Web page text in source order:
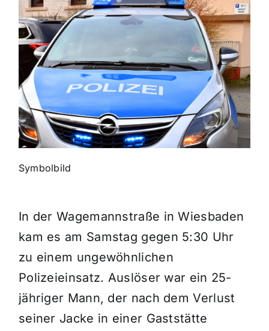
Themen und Termine
Gewinnspiele
Symbolbild
In der Wagemannstraße in Wiesbaden
kam es am Samstag gegen 5:30 Uhr
zu einem ungewöhnlichen
Polizeieinsatz. Auslöser war ein 25-
jähriger Mann, der nach dem Verlust
seiner Jacke in einer Gaststätte